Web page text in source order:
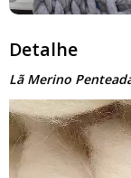
Detalhe
Lã Merino